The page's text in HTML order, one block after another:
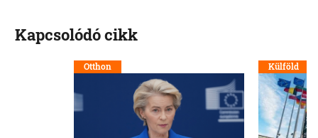
Kapcsolódó cikk
Otthon Külföld